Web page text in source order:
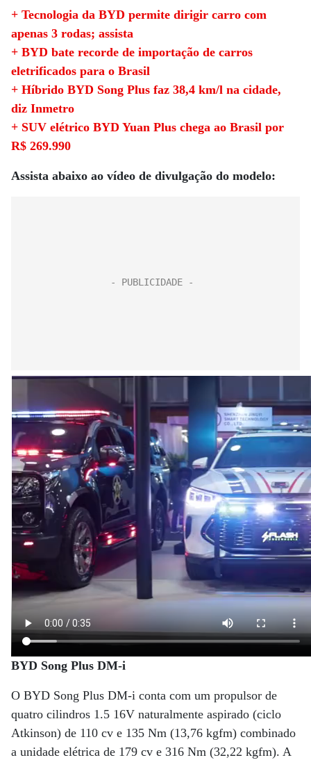
+ Tecnologia da BYD permite dirigir carro com
apenas 3 rodas; assista
+ BYD bate recorde de importação de carros
eletrificados para o Brasil
+ Híbrido BYD Song Plus faz 38,4 km/l na cidade,
diz Inmetro
+ SUV elétrico BYD Yuan Plus chega ao Brasil por
R$ 269.990
Assista abaixo ao vídeo de divulgação do modelo:
BYD Song Plus DM-i
O BYD Song Plus DM-i conta com um propulsor de
quatro cilindros 1.5 16V naturalmente aspirado (ciclo
Atkinson) de 110 cv e 135 Nm (13,76 kgfm) combinado
a unidade elétrica de 179 cv e 316 Nm (32,22 kgfm). A